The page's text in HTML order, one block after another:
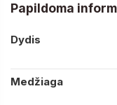
Papildoma
Dydis
Medžiaga